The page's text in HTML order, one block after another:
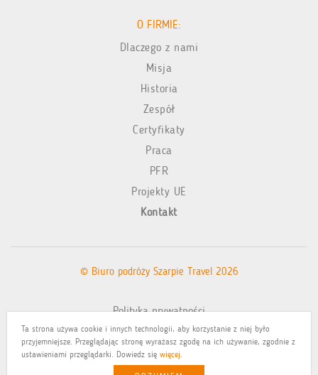
Ta strona używa cookie i innych technologii, aby korzystanie z niej było
przyjemniejsze. Przeglądając stronę wyrażasz zgodę na ich używanie, zgodnie z
ustawieniami przeglądarki. Dowiedz się więcej.
O FIRMIE:
Dlaczego z nami
Misja
Historia
Zespół
Certyfikaty
Praca
PFR
Projekty UE
Kontakt
© Biuro podróży Szarpie Travel 2026
Polityka prywatności
Mapa witryny